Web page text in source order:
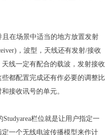
在场景中适当的地方放置发射
，波型，天线还有发射/接收
线一定有配合的载波，发射接收
都配置完成还有作必要的调整比
接收讯号的单元。
Studyarea栏位就是让用户指定一
一个无线电波传播模型来作计